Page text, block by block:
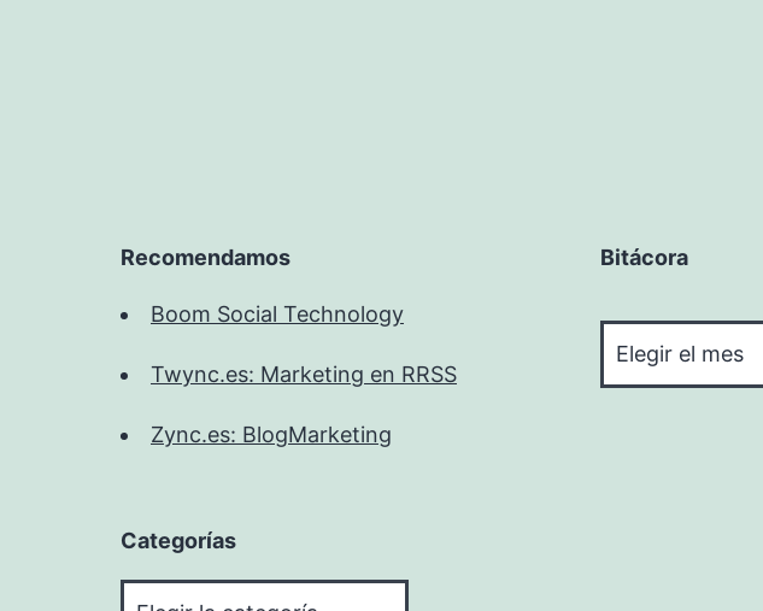
Recomendamos
Boom Social Technology
Twync.es: Marketing en RRSS
Zync.es: BlogMarketing
Bitácora
Categorías